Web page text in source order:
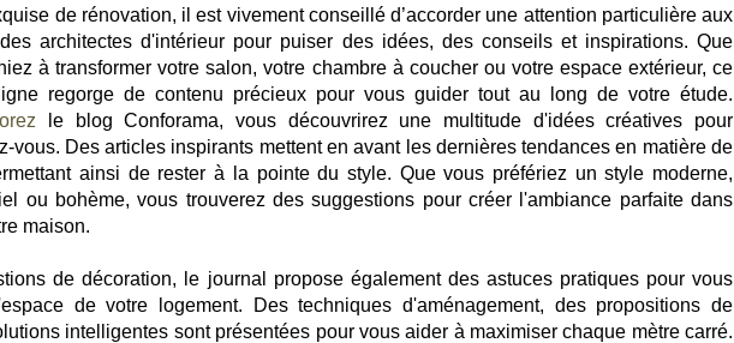
de rénovation, il est vivement conseillé d’accorder une attention particulière aux
architectes d'intérieur pour puiser des idées, des conseils et inspirations. Que
à transformer votre salon, votre chambre à coucher ou votre espace extérieur, ce
regorge de contenu précieux pour vous guider tout au long de votre étude.
le blog Conforama, vous découvrirez une multitude d'idées créatives pour
vous. Des articles inspirants mettent en avant les dernières tendances en matière de
ainsi de rester à la pointe du style. Que vous préfériez un style moderne,
ou bohème, vous trouverez des suggestions pour créer l'ambiance parfaite dans
maison.
de décoration, le journal propose également des astuces pratiques pour vous
de votre logement. Des techniques d'aménagement, des propositions de
intelligentes sont présentées pour vous aider à maximiser chaque mètre carré.